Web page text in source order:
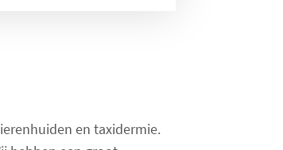
en taxidermie.